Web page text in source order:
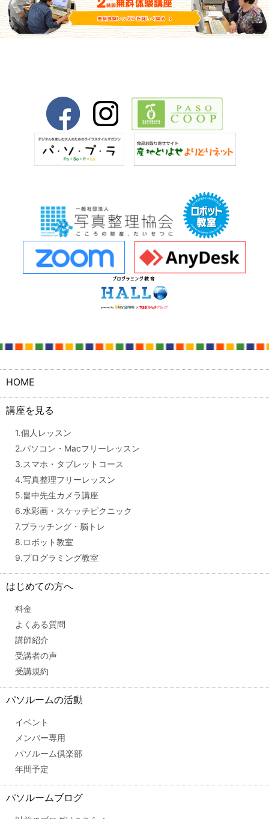
HOME
講座を見る
1.個人レッスン
2.パソコン・Macフリーレッスン
3.スマホ・タブレットコース
4.写真整理フリーレッスン
5.畠中先生カメラ講座
6.水彩画・スケッチピクニック
7.ブラッチング・脳トレ
8.ロボット教室
9.プログラミング教室
はじめての方へ
料金
よくある質問
講師紹介
受講者の声
受講規約
パソルームの活動
イベント
メンバー専用
パソルーム倶楽部
年間予定
パソルームブログ